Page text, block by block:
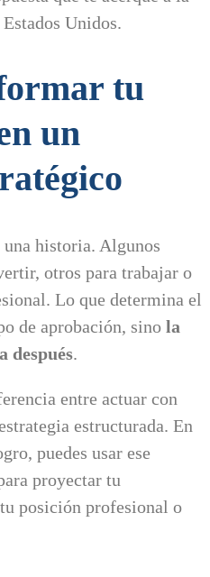
Unidos.
tu
un
una historia. Algunos
otros para trabajar o
Lo que determina el
de aprobación, sino la
después.
entre actuar con
estructurada. En
puedes usar ese
proyectar tu
posición profesional o